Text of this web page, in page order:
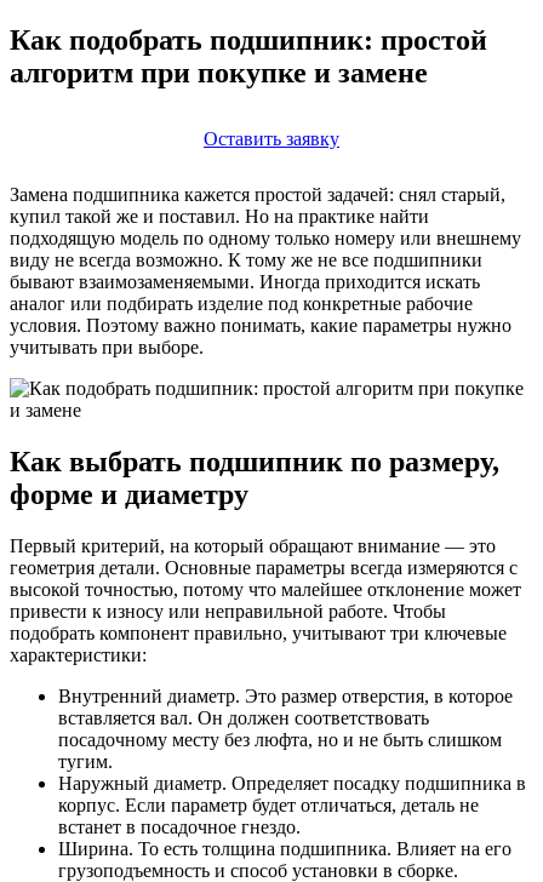
Как подобрать подшипник: простой
алгоритм при покупке и замене
Оставить заявку
Замена подшипника кажется простой задачей: снял старый,
купил такой же и поставил. Но на практике найти
подходящую модель по одному только номеру или внешнему
виду не всегда возможно. К тому же не все подшипники
бывают взаимозаменяемыми. Иногда приходится искать
аналог или подбирать изделие под конкретные рабочие
условия. Поэтому важно понимать, какие параметры нужно
учитывать при выборе.
Как выбрать подшипник по размеру,
форме и диаметру
Первый критерий, на который обращают внимание — это
геометрия детали. Основные параметры всегда измеряются с
высокой точностью, потому что малейшее отклонение может
привести к износу или неправильной работе. Чтобы
подобрать компонент правильно, учитывают три ключевые
характеристики:
Внутренний диаметр. Это размер отверстия, в которое
вставляется вал. Он должен соответствовать
посадочному месту без люфта, но и не быть слишком
тугим.
Наружный диаметр. Определяет посадку подшипника в
корпус. Если параметр будет отличаться, деталь не
встанет в посадочное гнездо.
Ширина. То есть толщина подшипника. Влияет на его
грузоподъемность и способ установки в сборке.